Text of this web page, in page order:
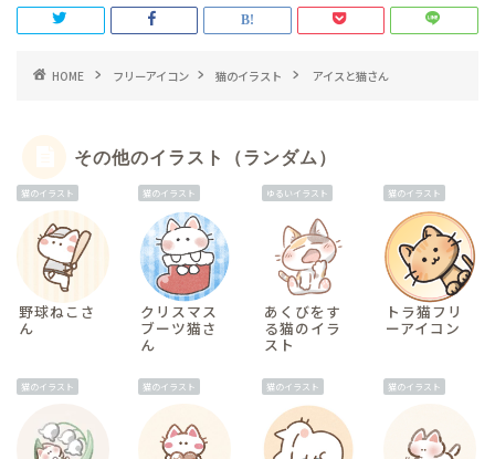
HOME フリーアイコン 猫のイラスト アイスと猫さん
その他のイラスト（ランダム）
猫のイラスト
野球ねこさ
ん
猫のイラスト
クリスマス
ブーツ猫さ
ん
ゆるいイラスト
あくびをす
る猫のイラ
スト
猫のイラスト
トラ猫フリ
ーアイコン
猫のイラスト 猫のイラスト 猫のイラスト 猫のイラスト